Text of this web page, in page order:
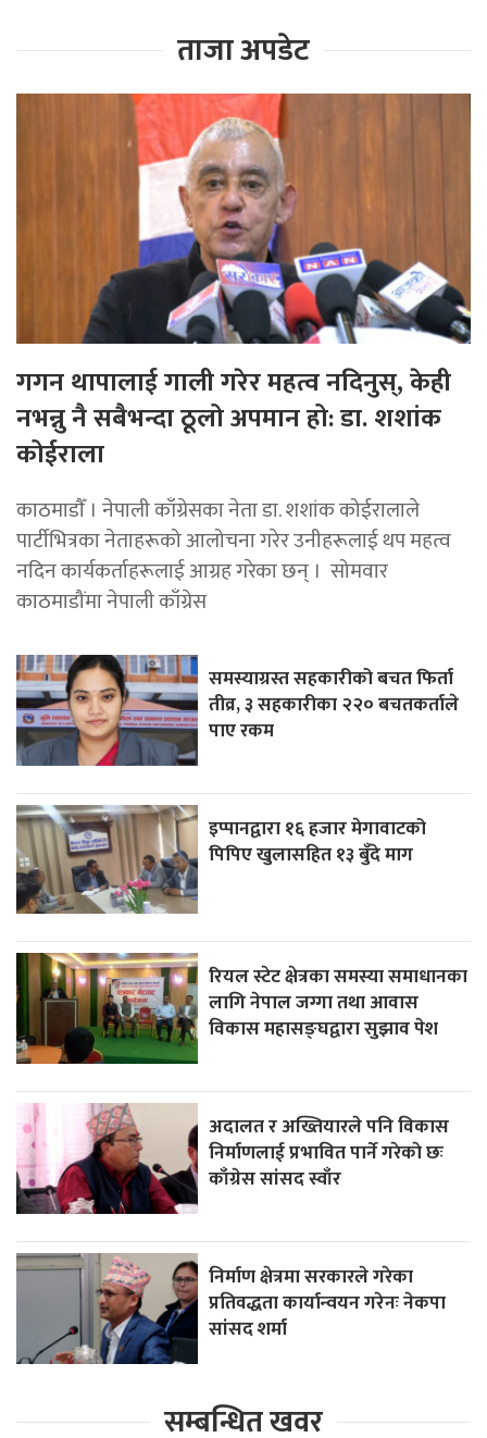
ताजा अपडेट
गगन थापालाई गाली गरेर महत्व नदिनुस्, केही
नभन्नु नै सबैभन्दा ठूलो अपमान हो: डा. शशांक
कोईराला
काठमाडाैँ । नेपाली काँग्रेसका नेता डा. शशांक कोईरालाले
पार्टीभित्रका नेताहरूको आलोचना गरेर उनीहरूलाई थप महत्व
नदिन कार्यकर्ताहरूलाई आग्रह गरेका छन् । सोमवार
काठमाडौंमा नेपाली काँग्रेस
समस्याग्रस्त सहकारीको बचत फिर्ता
तीव्र, ३ सहकारीका २२० बचतकर्ताले
पाए रकम
इप्पानद्वारा १६ हजार मेगावाटको
पिपिए खुलासहित १३ बुँदे माग
रियल स्टेट क्षेत्रका समस्या समाधानका
लागि नेपाल जग्गा तथा आवास
विकास महासङ्घद्वारा सुझाव पेश
अदालत र अख्तियारले पनि विकास
निर्माणलाई प्रभावित पार्ने गरेकाे छः
काँग्रेस सांसद स्वाँर
निर्माण क्षेत्रमा सरकारले गरेका
प्रतिवद्धता कार्यान्वयन गरेनः नेकपा
सांसद शर्मा
सम्बन्धित खवर